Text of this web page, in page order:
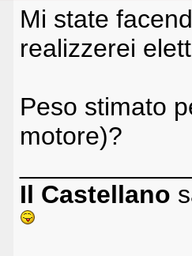
Mi state
realizzerei
Peso stimato
motore)?
Il Castellano